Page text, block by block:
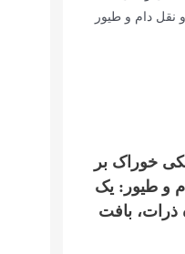
دام و طیور
خوراک بر
و طیور: یک
ذرات، بافت